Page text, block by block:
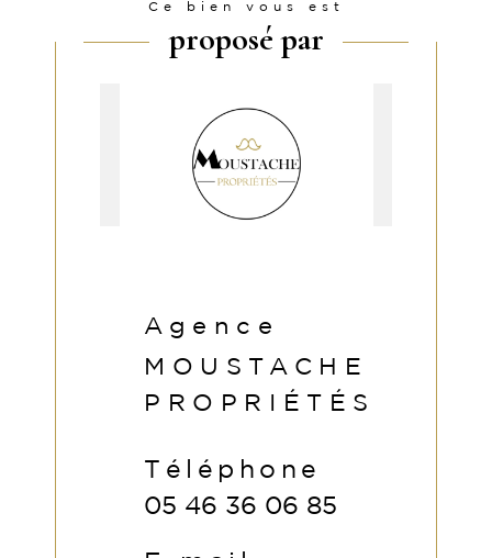
Ce bien vous est
proposé par
Agence
MOUSTACHE
PROPRIÉTÉS
Téléphone
05 46 36 06 85